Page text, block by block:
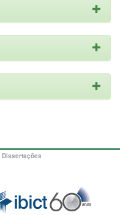
Dissertações